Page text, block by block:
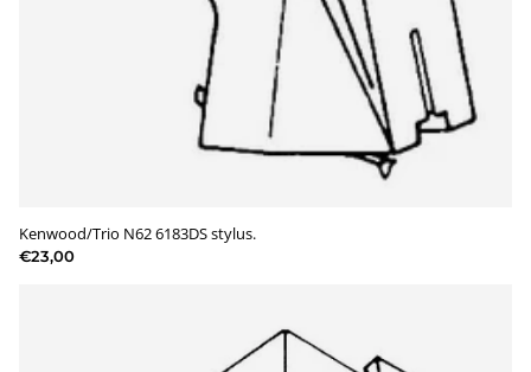
Kenwood/Trio N62 6183DS stylus.
€23,00